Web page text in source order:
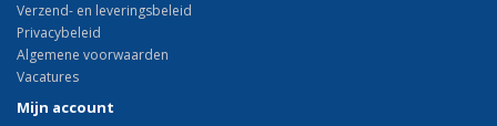
Verzend- en leveringsbeleid
Privacybeleid
Algemene voorwaarden
Vacatures
Mijn account